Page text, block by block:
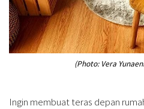
(Photo: Vera
Ingin membuat teras depan